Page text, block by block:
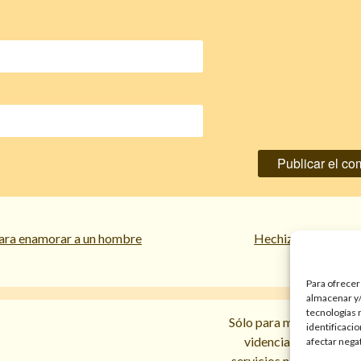
Para
almacenar
tecnologías
afectar
enamorar a un hombre Hechizo con
Sólo para mayores de
videncias y